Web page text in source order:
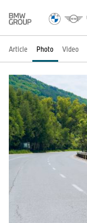
Article Photo Video